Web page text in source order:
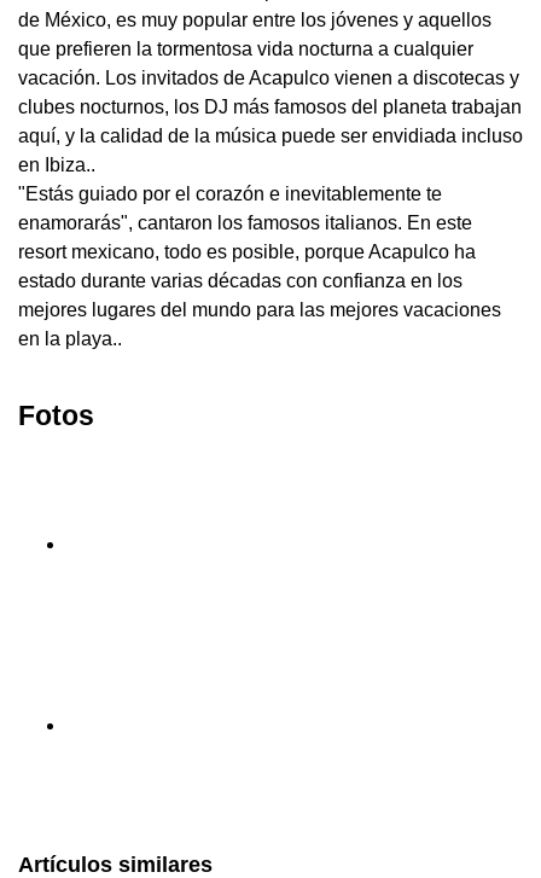
de México, es muy popular entre los jóvenes y aquellos
que prefieren la tormentosa vida nocturna a cualquier
vacación. Los invitados de Acapulco vienen a discotecas y
clubes nocturnos, los DJ más famosos del planeta trabajan
aquí, y la calidad de la música puede ser envidiada incluso
en Ibiza..
"Estás guiado por el corazón e inevitablemente te
enamorarás", cantaron los famosos italianos. En este
resort mexicano, todo es posible, porque Acapulco ha
estado durante varias décadas con confianza en los
mejores lugares del mundo para las mejores vacaciones
en la playa..
Fotos
Artículos similares